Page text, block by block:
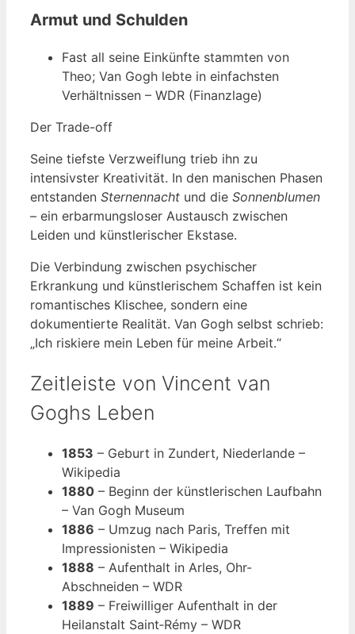
Armut und Schulden
Fast all seine Einkünfte stammten von
Theo; Van Gogh lebte in einfachsten
Verhältnissen – WDR (Finanzlage)
Der Trade-off
Seine tiefste Verzweiflung trieb ihn zu
intensivster Kreativität. In den manischen Phasen
entstanden Sternennacht und die Sonnenblumen
– ein erbarmungsloser Austausch zwischen
Leiden und künstlerischer Ekstase.
Die Verbindung zwischen psychischer
Erkrankung und künstlerischem Schaffen ist kein
romantisches Klischee, sondern eine
dokumentierte Realität. Van Gogh selbst schrieb:
„Ich riskiere mein Leben für meine Arbeit.“
Zeitleiste von Vincent van
Goghs Leben
1853 – Geburt in Zundert, Niederlande –
Wikipedia
1880 – Beginn der künstlerischen Laufbahn
– Van Gogh Museum
1886 – Umzug nach Paris, Treffen mit
Impressionisten – Wikipedia
1888 – Aufenthalt in Arles, Ohr-
Abschneiden – WDR
1889 – Freiwilliger Aufenthalt in der
Heilanstalt Saint‑Rémy – WDR